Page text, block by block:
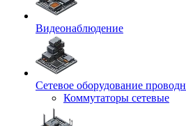
Видеонаблюдение
Сетевое оборудование
Коммутаторы сетевые